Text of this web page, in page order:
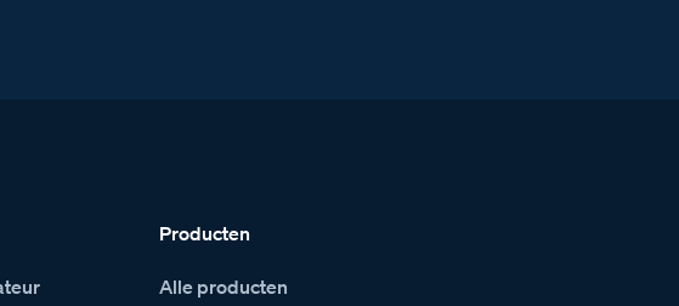
Producten
Alle producten